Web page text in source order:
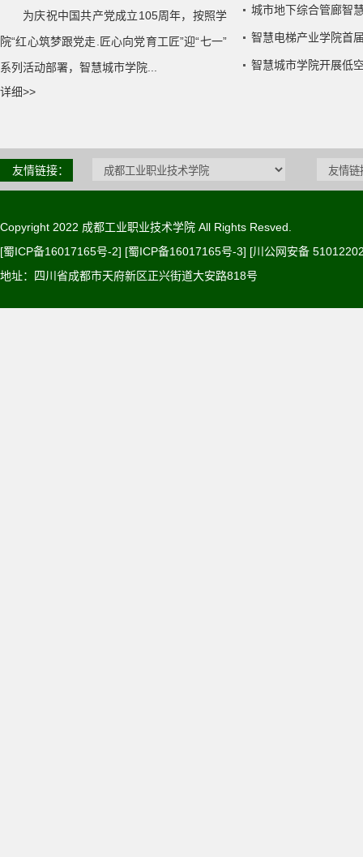
为庆祝中国共产党成立105周年，按照学
院“红心筑梦跟党走.匠心向党育工匠”迎“七一”
系列活动部署，智慧城市学院...
详细>>
城市地下综合管廊智
智慧电梯产业学院首
智慧城市学院开展低
友情链接：
Copyright 2022 成都工业职业技术学院 All Rights Resved.
[蜀ICP备16017165号-2] [蜀ICP备16017165号-3] [川公网安备
地址：四川省成都市天府新区正兴街道大安路818号